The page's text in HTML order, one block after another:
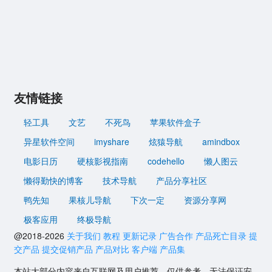
友情链接
轻工具 文艺 不死鸟
苹果软件盒子
异星软件空间
imyshare 炫猿导航
amindbox
电影日历
硬核影视指南 codehello
懒人图云
懒得勤快的博客
技术导航
产品分享社区
鸭先知
果核儿导航 下次一定
资源分享网
极客应用
终极导航
@2018-2026 关于我们 教程 更新记录 广告合作 产品死亡目录 提
交产品 提交促销产品 产品对比 客户端 产品集